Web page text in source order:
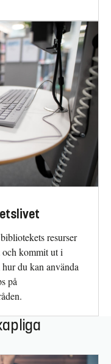
resurser
och kommit ut i
du kan använda
på